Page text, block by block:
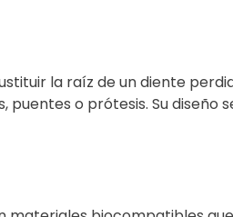
la raíz de un diente
o prótesis. Su diseño